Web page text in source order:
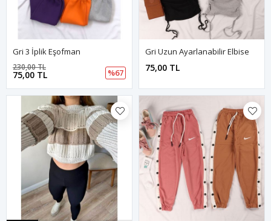
Gri 3 İplik Eşofman
75,00 TL
230,00 TL
%67
Gri Uzun Ayarlanabilir Elbise
75,00 TL